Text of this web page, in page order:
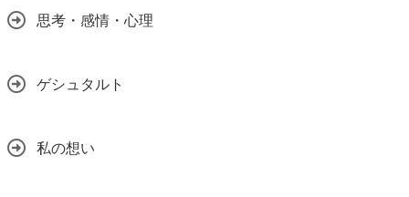
思考・感情・心理
ゲシュタルト
私の想い